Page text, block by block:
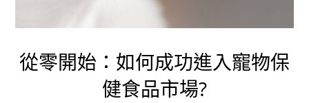
從零開始：如何成功進入寵物保
健食品市場?